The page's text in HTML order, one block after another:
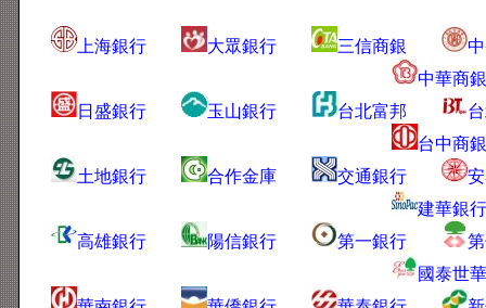
上海銀行 大眾銀行 三信商銀
中華商銀
日盛銀行
玉山銀行 台北富邦
台中商銀
土地銀行
合作金庫 交通銀行
建華銀行
高雄銀行
陽信銀行 第一銀行
國泰世華